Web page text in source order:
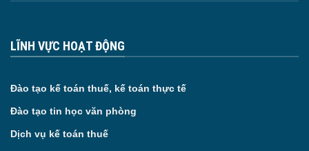
LĨNH VỰC HOẠT ĐỘNG
Đào tạo kế toán thuế, kế toán thực tế
Đào tạo tin học văn phòng
Dịch vụ kế toán thuế